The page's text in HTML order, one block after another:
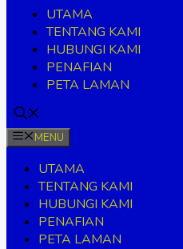
UTAMA
TENTANG KAMI
HUBUNGI KAMI
PENAFIAN
PETA LAMAN
MENU
UTAMA
TENTANG KAMI
HUBUNGI KAMI
PENAFIAN
PETA LAMAN